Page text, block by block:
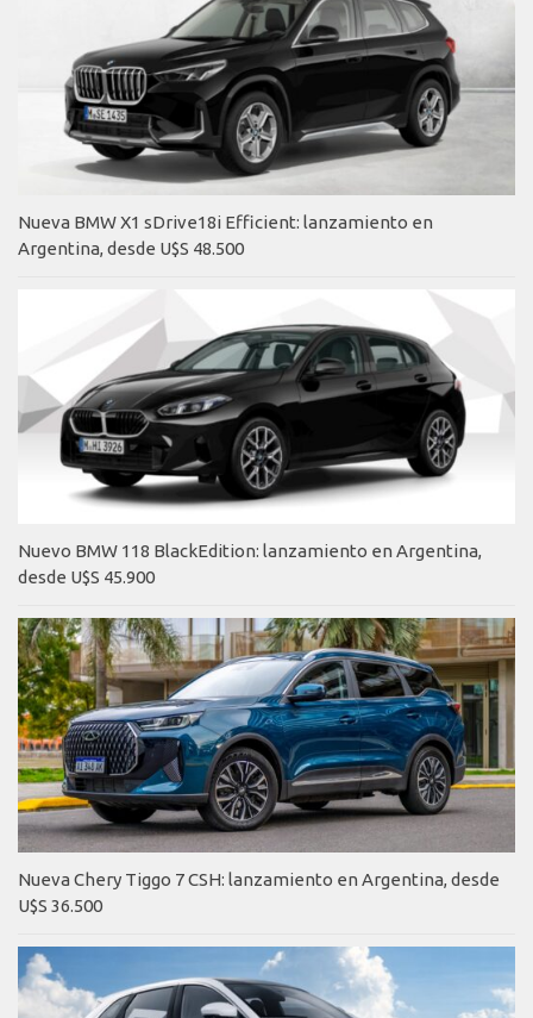
Nueva BMW X1 sDrive18i Efficient: lanzamiento en
Argentina, desde U$S 48.500
Nuevo BMW 118 BlackEdition: lanzamiento en Argentina,
desde U$S 45.900
Nueva Chery Tiggo 7 CSH: lanzamiento en Argentina, desde
U$S 36.500